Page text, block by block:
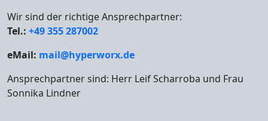
Wir sind der richtige Ansprechpartner:
Tel.: +49 355 287002
eMail: mail@hyperworx.de
Ansprechpartner sind: Herr Leif Scharroba und Frau
Sonnika Lindner